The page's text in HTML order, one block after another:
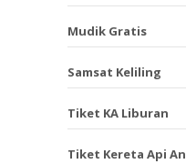
Mudik Gratis
Samsat Keliling
Tiket KA Liburan
Tiket Kereta Api